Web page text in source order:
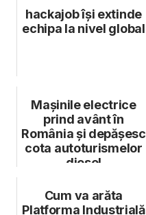
hackajob își extinde
echipa la nivel global
Mașinile electrice
prind avânt în
România și depășesc
cota autoturismelor
diesel
Cum va arăta
Platforma Industrială